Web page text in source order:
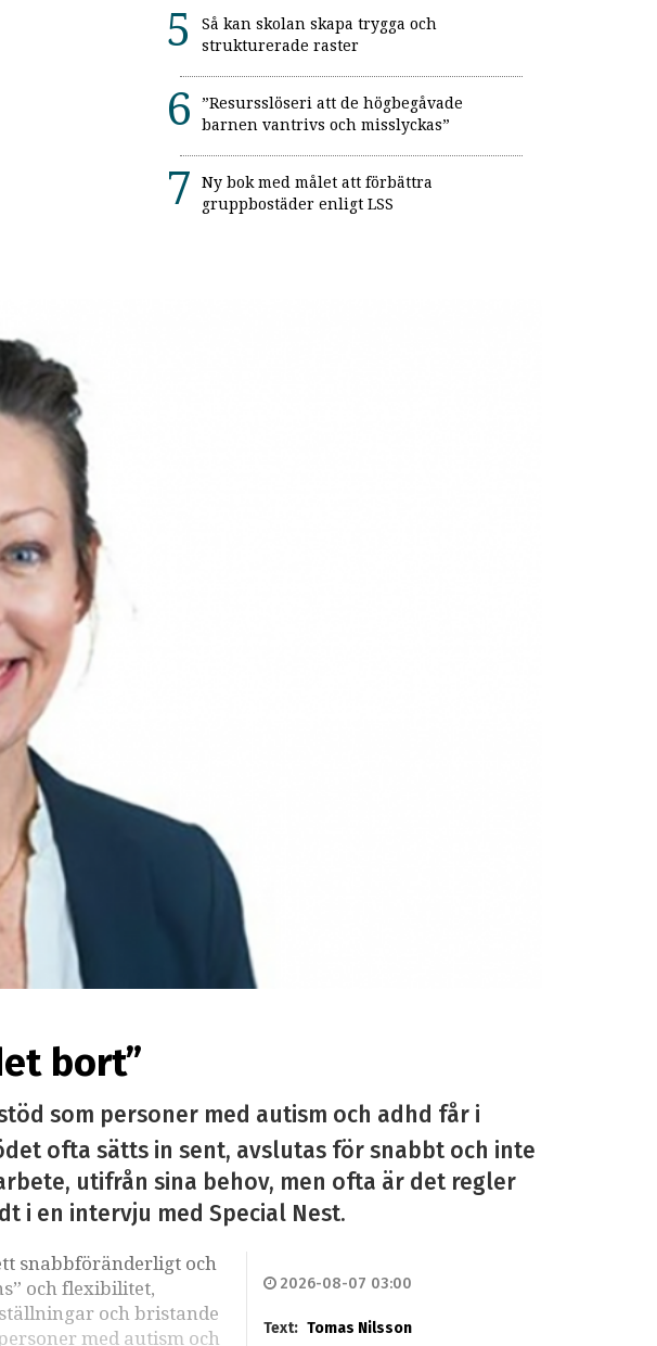
Så kan skolan skapa trygga och
strukturerade raster
”Resursslöseri att de högbegåvade
barnen vantrivs och misslyckas”
Ny bok med målet att förbättra
gruppbostäder enligt LSS
bort”
som personer med autism och adhd får i
ofta sätts in sent, avslutas för snabbt och inte
utifrån sina behov, men ofta är det regler
i en intervju med Special Nest.
snabbföränderligt och
och flexibilitet,
och bristande
med autism och
2026-08-07 03:00
Text: Tomas Nilsson